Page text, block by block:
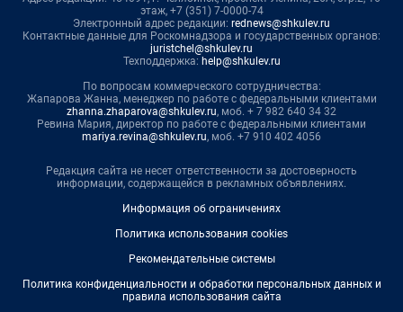
этаж, +7 (351) 7-0000-74
Электронный адрес редакции: rednews@shkulev.ru
Контактные данные для Роскомнадзора и государственных органов:
juristchel@shkulev.ru
Техподдержка: help@shkulev.ru
По вопросам коммерческого сотрудничества:
Жапарова Жанна, менеджер по работе с федеральными клиентами
zhanna.zhaparova@shkulev.ru, моб. + 7 982 640 34 32
Ревина Мария, директор по работе с федеральными клиентами
mariya.revina@shkulev.ru, моб. +7 910 402 4056
Редакция сайта не несет ответственности за достоверность
информации, содержащейся в рекламных объявлениях.
Информация об ограничениях
Политика использования cookies
Рекомендательные системы
Политика конфиденциальности и обработки персональных данных и
правила использования сайта